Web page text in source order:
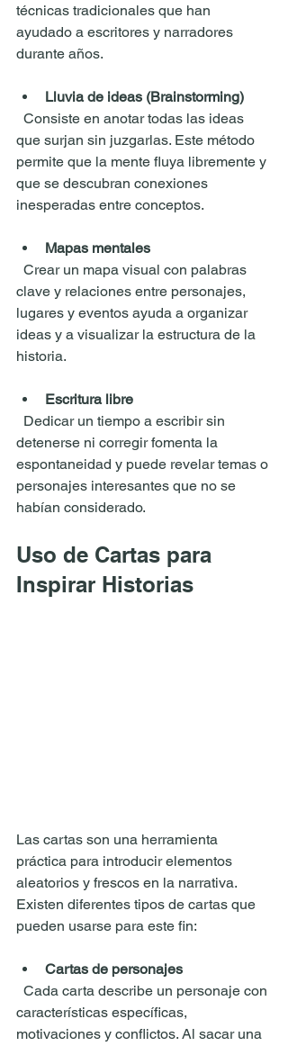
técnicas tradicionales que han
ayudado a escritores y narradores
durante años.
Lluvia de ideas (Brainstorming)
que surjan sin juzgarlas. Este método
permite que la mente fluya libremente y
que se descubran conexiones
inesperadas entre conceptos.
Mapas mentales
clave y relaciones entre personajes,
lugares y eventos ayuda a organizar
ideas y a visualizar la estructura de la
historia.
Escritura libre
detenerse ni corregir fomenta la
espontaneidad y puede revelar temas o
personajes interesantes que no se
habían considerado.
Uso de Cartas para
Inspirar Historias
Las cartas son una herramienta
práctica para introducir elementos
aleatorios y frescos en la narrativa.
Existen diferentes tipos de cartas que
pueden usarse para este fin:
Cartas de personajes
características específicas,
motivaciones y conflictos. Al sacar una